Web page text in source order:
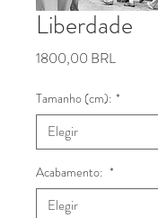
Liberdade
1800,00 BRLPrecio
Tamanho (cm): *
Acabamento: *